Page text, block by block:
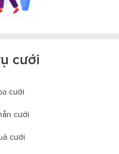
cưới
cưới
cưới
cưới